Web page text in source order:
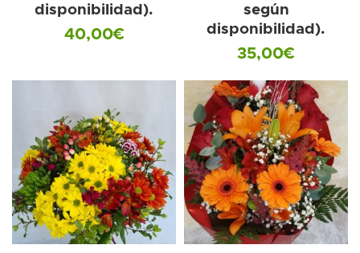
disponibilidad).
40,00€
según
disponibilidad).
35,00€